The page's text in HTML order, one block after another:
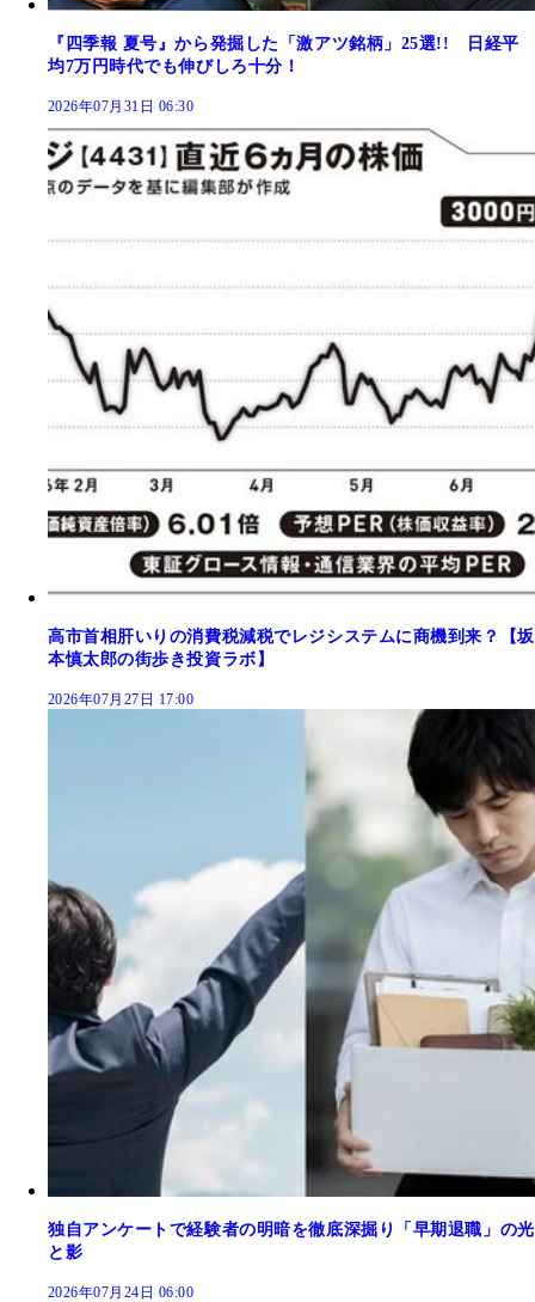
『四季報 夏号』から発掘した「激アツ銘柄」25選!! 日経平
均7万円時代でも伸びしろ十分！
2026年07月31日 06:30
高市首相肝いりの消費税減税でレジシステムに商機到来？【坂
本慎太郎の街歩き投資ラボ】
2026年07月27日 17:00
独自アンケートで経験者の明暗を徹底深掘り「早期退職」の光
と影
2026年07月24日 06:00